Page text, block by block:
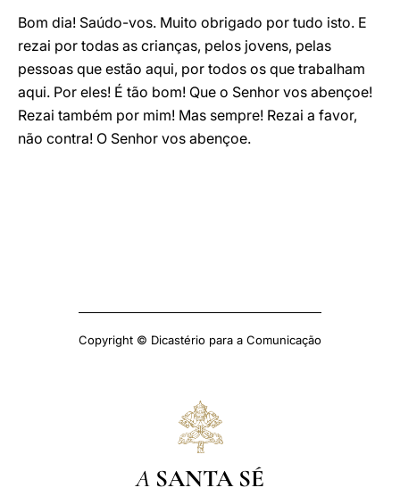
Bom dia! Saúdo-vos. Muito obrigado por tudo isto. E
rezai por todas as crianças, pelos jovens, pelas
pessoas que estão aqui, por todos os que trabalham
aqui. Por eles! É tão bom! Que o Senhor vos abençoe!
Rezai também por mim! Mas sempre! Rezai a favor,
não contra! O Senhor vos abençoe.
Copyright © Dicastério para a Comunicação
A SANTA SÉ